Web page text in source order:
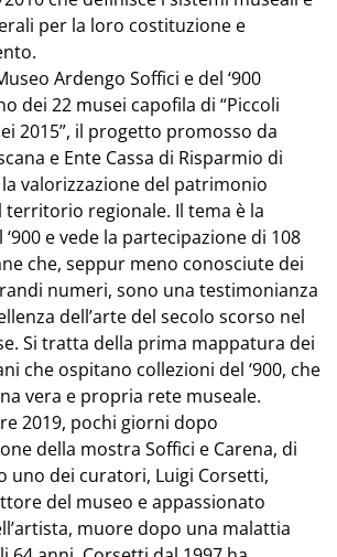
per la loro costituzione e
Ardengo Soffici e del ‘900
dei 22 musei capofila di “Piccoli
2015”, il progetto promosso da
e Ente Cassa di Risparmio di
valorizzazione del patrimonio
regionale. Il tema è la
‘900 e vede la partecipazione di 108
che, seppur meno conosciute dei
numeri, sono una testimonianza
dell’arte del secolo scorso nel
Si tratta della prima mappatura dei
che ospitano collezioni del ‘900, che
vera e propria rete museale.
2019, pochi giorni dopo
della mostra Soffici e Carena, di
uno dei curatori, Luigi Corsetti,
del museo e appassionato
muore dopo una malattia